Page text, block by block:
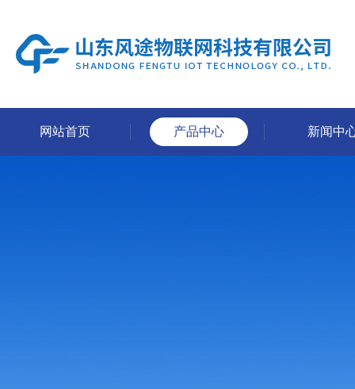
网站首页 产品中心 新闻中